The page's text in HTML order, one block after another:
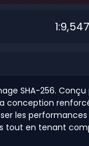
1:9,547
SHA-256.
conception
les performances
tout en tenant